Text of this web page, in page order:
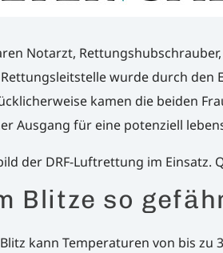
Notarzt,
wurde durch den
kamen die beiden
Ausgang für eine potenziell
der DRF-Luftrettung im Einsatz.
Blitze so
kann Temperaturen von bis zu